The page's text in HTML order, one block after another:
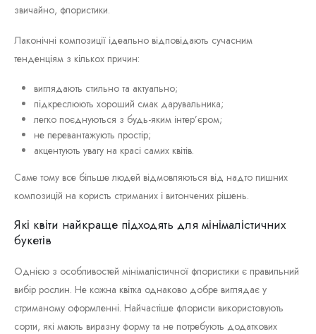
звичайно, флористики.
Лаконічні композиції ідеально відповідають сучасним
тенденціям з кількох причин:
виглядають стильно та актуально;
підкреслюють хороший смак дарувальника;
легко поєднуються з будь-яким інтер’єром;
не перевантажують простір;
акцентують увагу на красі самих квітів.
Саме тому все більше людей відмовляються від надто пишних
композицій на користь стриманих і витончених рішень.
Які квіти найкраще підходять для мінімалістичних
букетів
Однією з особливостей мінімалістичної флористики є правильний
вибір рослин. Не кожна квітка однаково добре виглядає у
стриманому оформленні. Найчастіше флористи використовують
сорти, які мають виразну форму та не потребують додаткових